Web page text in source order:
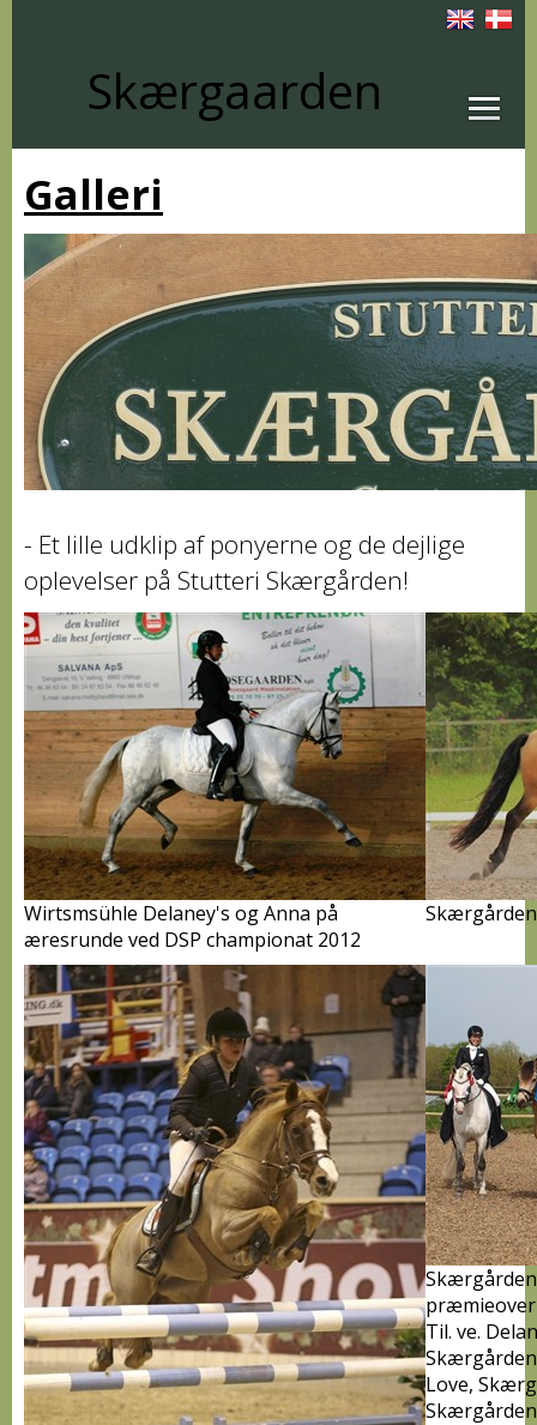
Skærgaarden
Galleri
- Et lille udklip af ponyerne og de dejlige
oplevelser på Stutteri Skærgården!
Wirtsmsühle Delaney's og Anna på
æresrunde ved DSP championat 2012
Til. ve.
Love,